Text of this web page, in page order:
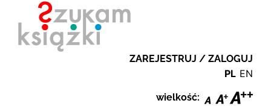
ZAREJESTRUJ / ZALOGUJ
PL EN
wielkość: